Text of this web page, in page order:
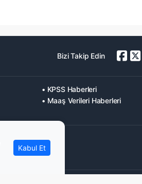
Bizi Takip Edin
• KPSS Haberleri
• Maaş Verileri Haberleri
Kabul Et